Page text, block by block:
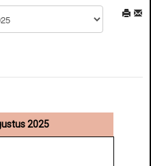
2025